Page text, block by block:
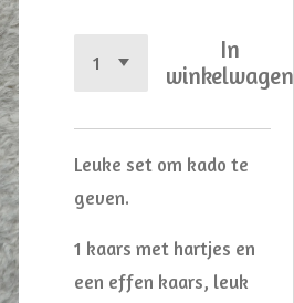
In
winkelwagen
Leuke set om kado te
geven.
1 kaars met hartjes en
een effen kaars, leuk